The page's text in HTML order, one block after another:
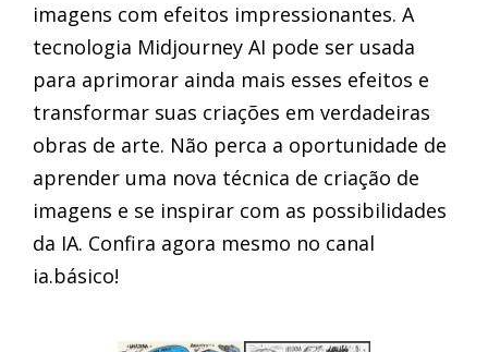
imagens com efeitos impressionantes. A
tecnologia Midjourney AI pode ser usada
para aprimorar ainda mais esses efeitos e
transformar suas criações em verdadeiras
obras de arte. Não perca a oportunidade de
aprender uma nova técnica de criação de
imagens e se inspirar com as possibilidades
da IA. Confira agora mesmo no canal
ia.básico!